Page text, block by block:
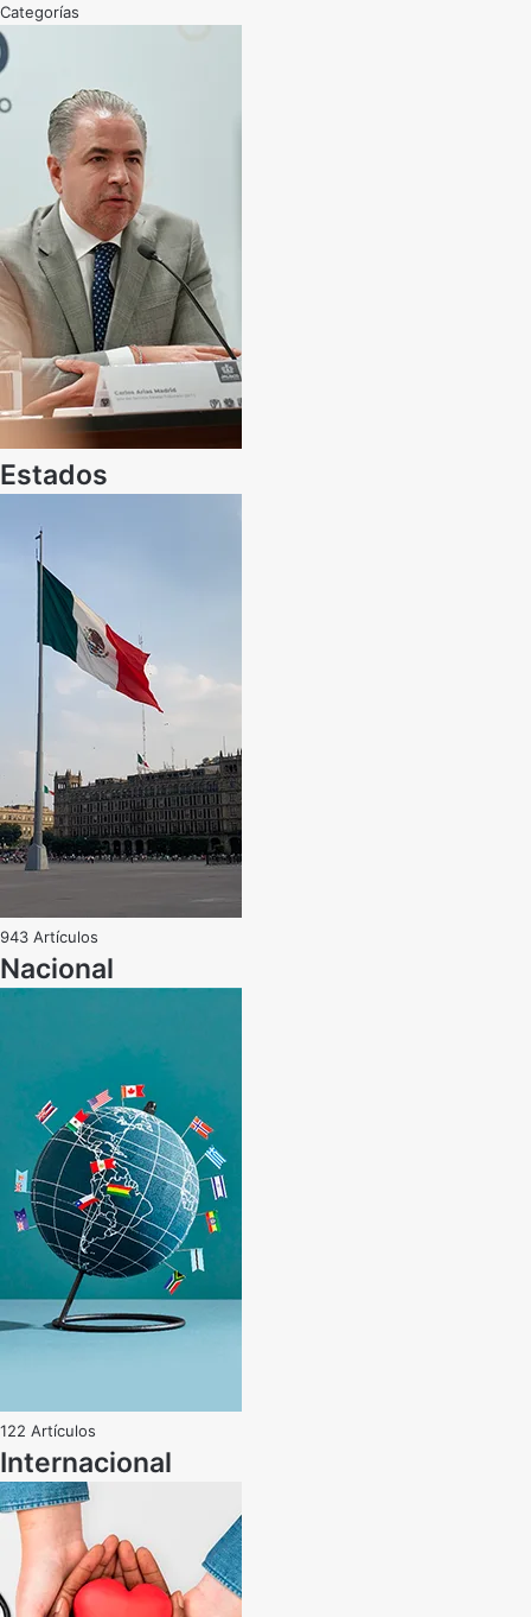
Categorías
Estados
943 Artículos
Nacional
122 Artículos
Internacional